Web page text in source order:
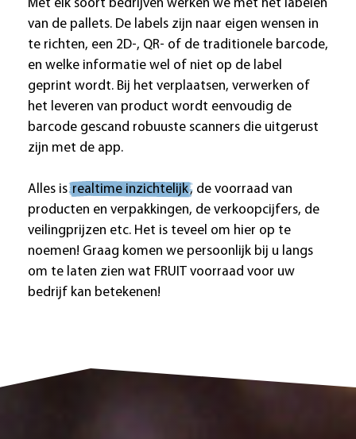
Met elk soort bedrijven werken we met het labelen
van de pallets. De labels zijn naar eigen wensen in
te richten, een 2D-, QR- of de traditionele barcode,
en welke informatie wel of niet op de label
geprint wordt. Bij het verplaatsen, verwerken of
het leveren van product wordt eenvoudig de
barcode gescand robuuste scanners die uitgerust
zijn met de app.
Alles isrealtime inzichtelijk, de voorraad van
producten en verpakkingen, de verkoopcijfers, de
veilingprijzen etc. Het is teveel om hier op te
noemen! Graag komen we persoonlijk bij u langs
om te laten zien wat FRUIT voorraad voor uw
bedrijf kan betekenen!